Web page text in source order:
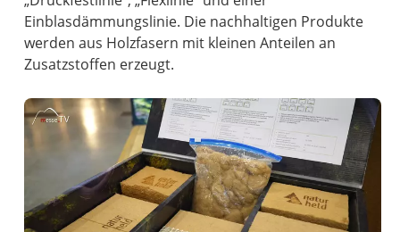
Einblasdämmungslinie. Die nachhaltigen Produkte
werden aus Holzfasern mit kleinen Anteilen an
Zusatzstoffen erzeugt.